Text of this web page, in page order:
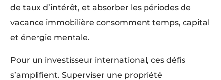
de taux d’intérêt, et absorber les périodes de
vacance immobilière consomment temps, capital
et énergie mentale.
Pour un investisseur international, ces défis
s’amplifient. Superviser une propriété